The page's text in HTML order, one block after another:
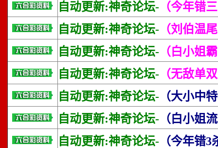
自动更新:神奇论坛- （今年错
自动更新:神奇论坛- （刘伯温
自动更新:神奇论坛- （白小姐
自动更新:神奇论坛- （无敌单
自动更新:神奇论坛- （大小中
自动更新:神奇论坛- （白小姐
自动更新:神奇论坛- （今年错